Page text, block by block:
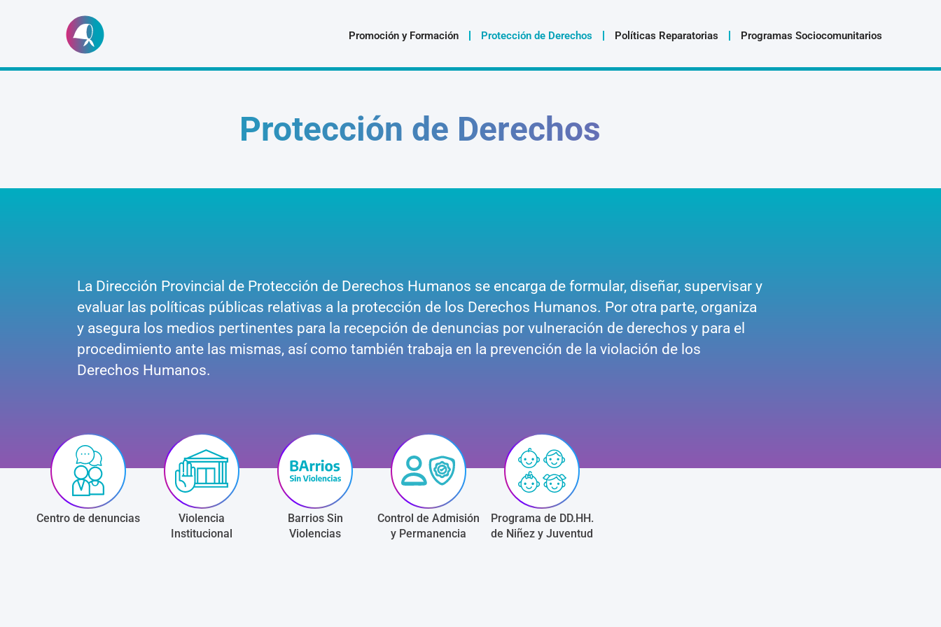
Promoción y Formación Protección de Derechos Políticas Reparatorias Programas Sociocomunitarios
Protección de Derechos
La Dirección Provincial de Protección de Derechos Humanos se encarga de formular, diseñar, supervisar y
evaluar las políticas públicas relativas a la protección de los Derechos Humanos. Por otra parte, organiza
y asegura los medios pertinentes para la recepción de denuncias por vulneración de derechos y para el
procedimiento ante las mismas, así como también trabaja en la prevención de la violación de los
Derechos Humanos.
Centro de denuncias
Violencia
Institucional
Barrios Sin
Violencias
Control de Admisión
y Permanencia
Programa de DD.HH.
de Niñez y Juventud